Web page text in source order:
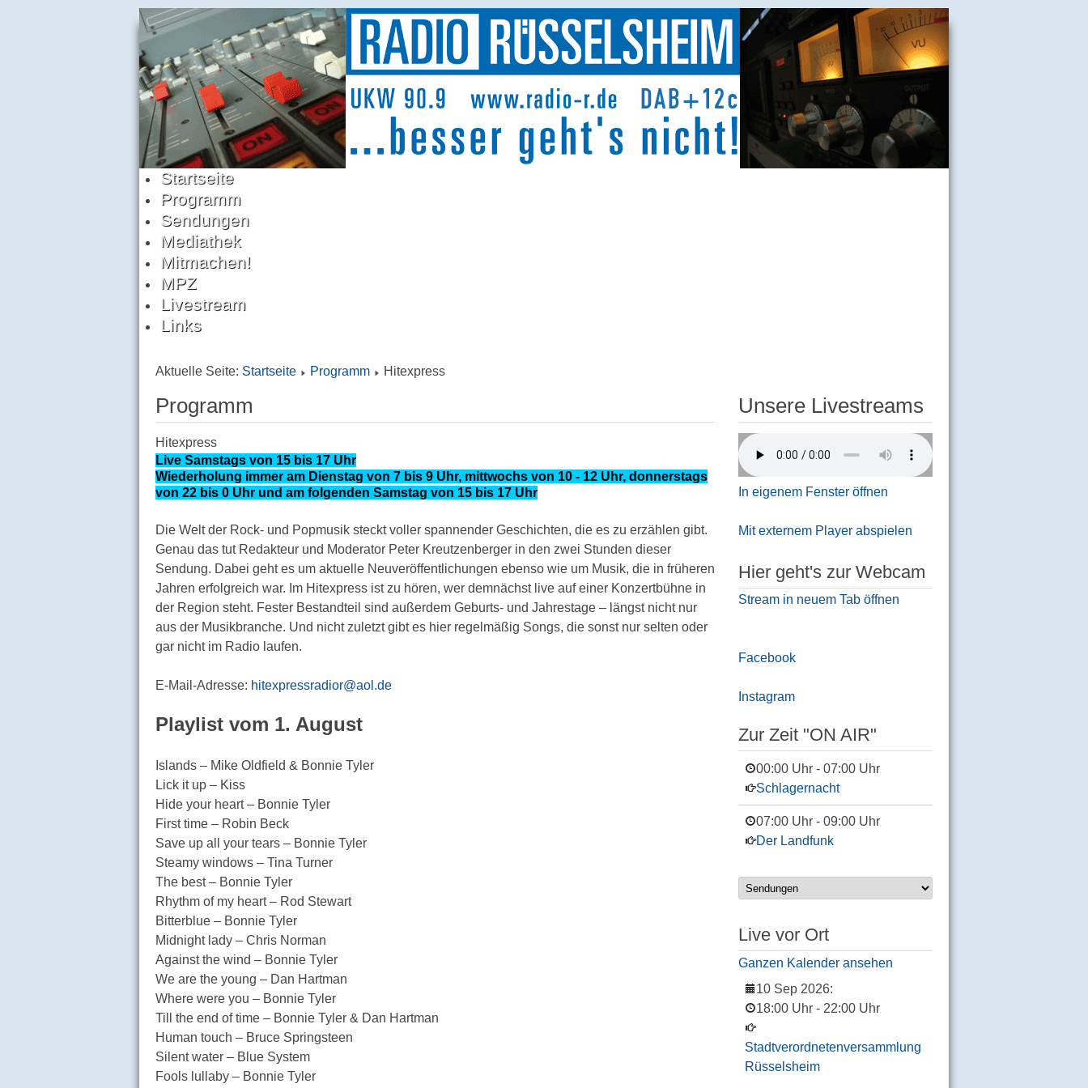
Startseite
Programm
Sendungen
Mediathek
Mitmachen!
MPZ
Livestream
Links
Aktuelle Seite: Startseite Programm Hitexpress
Programm
Hitexpress
Live Samstags von 15 bis 17 Uhr
Wiederholung immer am Dienstag von 7 bis 9 Uhr, mittwochs von 10 - 12 Uhr, donnerstags
von 22 bis 0 Uhr und am folgenden Samstag von 15 bis 17 Uhr
Die Welt der Rock- und Popmusik steckt voller spannender Geschichten, die es zu erzählen gibt.
Genau das tut Redakteur und Moderator Peter Kreutzenberger in den zwei Stunden dieser
Sendung. Dabei geht es um aktuelle Neuveröffentlichungen ebenso wie um Musik, die in früheren
Jahren erfolgreich war. Im Hitexpress ist zu hören, wer demnächst live auf einer Konzertbühne in
der Region steht. Fester Bestandteil sind außerdem Geburts- und Jahrestage – längst nicht nur
aus der Musikbranche. Und nicht zuletzt gibt es hier regelmäßig Songs, die sonst nur selten oder
gar nicht im Radio laufen.
E-Mail-Adresse: hitexpressradior@aol.de
Playlist vom 1. August
Islands – Mike Oldfield & Bonnie Tyler
Lick it up – Kiss
Hide your heart – Bonnie Tyler
First time – Robin Beck
Save up all your tears – Bonnie Tyler
Steamy windows – Tina Turner
The best – Bonnie Tyler
Rhythm of my heart – Rod Stewart
Bitterblue – Bonnie Tyler
Midnight lady – Chris Norman
Against the wind – Bonnie Tyler
We are the young – Dan Hartman
Where were you – Bonnie Tyler
Till the end of time – Bonnie Tyler & Dan Hartman
Human touch – Bruce Springsteen
Silent water – Blue System
Fools lullaby – Bonnie Tyler
Unsere Livestreams
In eigenem Fenster öffnen
Mit externem Player abspielen
Hier geht's zur Webcam
Stream in neuem Tab öffnen
Facebook
Instagram
Zur Zeit "ON AIR"
00:00 Uhr - 07:00 Uhr
Schlagernacht
07:00 Uhr - 09:00 Uhr
Der Landfunk
Live vor Ort
Ganzen Kalender ansehen
10 Sep 2026:
18:00 Uhr - 22:00 Uhr
Stadtverordnetenversammlung
Rüsselsheim